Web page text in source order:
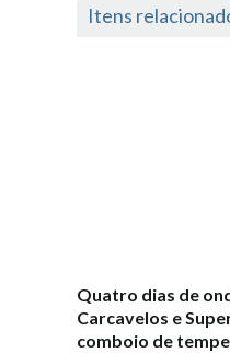
Itens
Quatro dias de
Carcavelos e
comboio de